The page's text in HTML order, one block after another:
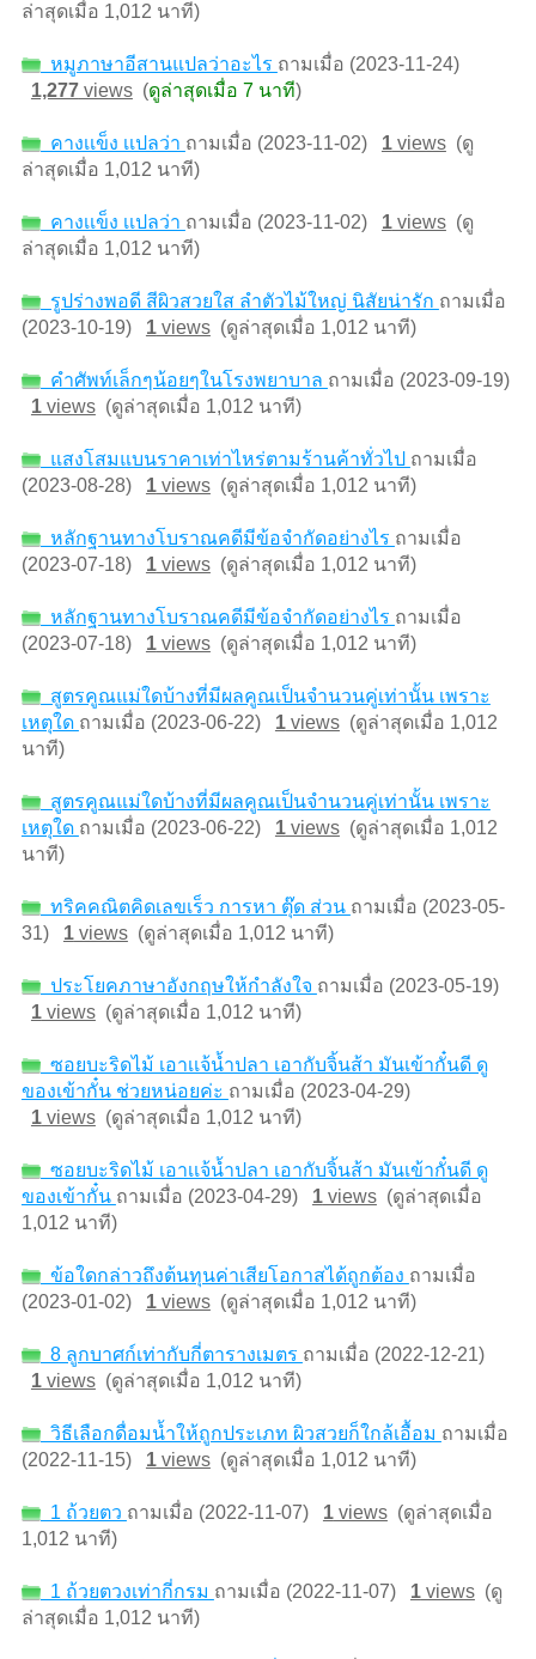
ล่าสุดเมื่อ 1,012 นาที)
หมูภาษาอีสานแปลว่าอะไร ถามเมื่อ (2023-11-24)
1,277views(ดูล่าสุดเมื่อ 7 นาที)
คางเเข็ง เเปลว่า ถามเมื่อ (2023-11-02) 1views(ดู
ล่าสุดเมื่อ 1,012 นาที)
คางเเข็ง เเปลว่า ถามเมื่อ (2023-11-02) 1views(ดู
ล่าสุดเมื่อ 1,012 นาที)
รูปร่างพอดี สีผิวสวยใส ลำตัวไม้ใหญ่ นิสัยน่ารัก ถามเมื่อ
(2023-10-19) 1views(ดูล่าสุดเมื่อ 1,012 นาที)
คำศัพท์เล็กๆน้อยๆในโรงพยาบาล ถามเมื่อ (2023-09-19)
1views(ดูล่าสุดเมื่อ 1,012 นาที)
แสงโสมแบนราคาเท่าไหร่ตามร้านค้าทั่วไป ถามเมื่อ
(2023-08-28) 1views(ดูล่าสุดเมื่อ 1,012 นาที)
หลักฐานทางโบราณคดีมีข้อจำกัดอย่างไร ถามเมื่อ
(2023-07-18) 1views(ดูล่าสุดเมื่อ 1,012 นาที)
หลักฐานทางโบราณคดีมีข้อจำกัดอย่างไร ถามเมื่อ
(2023-07-18) 1views(ดูล่าสุดเมื่อ 1,012 นาที)
สูตรคูณแม่ใดบ้างที่มีผลคูณเป็นจำนวนคู่เท่านั้น เพราะ
เหตุใด ถามเมื่อ (2023-06-22) 1views(ดูล่าสุดเมื่อ 1,012
นาที)
สูตรคูณแม่ใดบ้างที่มีผลคูณเป็นจำนวนคู่เท่านั้น เพราะ
เหตุใด ถามเมื่อ (2023-06-22) 1views(ดูล่าสุดเมื่อ 1,012
นาที)
ทริคคณิตคิดเลขเร็ว การหา ตุ๊ด ส่วน ถามเมื่อ (2023-05-
31) 1views(ดูล่าสุดเมื่อ 1,012 นาที)
ประโยคภาษาอังกฤษให้กำลังใจ ถามเมื่อ (2023-05-19)
1views(ดูล่าสุดเมื่อ 1,012 นาที)
ซอยบะริดไม้ เอาเเจ้น้ำปลา เอากับจิ้นส้า มันเข้ากั๋นดี ดู
ของเข้ากั๋น ช่วยหน่อยค่ะ ถามเมื่อ (2023-04-29)
1views(ดูล่าสุดเมื่อ 1,012 นาที)
ซอยบะริดไม้ เอาเเจ้น้ำปลา เอากับจิ้นส้า มันเข้ากั๋นดี ดู
ของเข้ากั๋น ถามเมื่อ (2023-04-29) 1views(ดูล่าสุดเมื่อ
1,012 นาที)
ข้อใดกล่าวถึงต้นทุนค่าเสียโอกาสได้ถูกต้อง ถามเมื่อ
(2023-01-02) 1views(ดูล่าสุดเมื่อ 1,012 นาที)
8 ลูกบาศก์เท่ากับกี่ตารางเมตร ถามเมื่อ (2022-12-21)
1views(ดูล่าสุดเมื่อ 1,012 นาที)
วิธีเลือกดื่อมน้ำให้ถูกประเภท ผิวสวยก็ใกล้เอื้อม ถามเมื่อ
(2022-11-15) 1views(ดูล่าสุดเมื่อ 1,012 นาที)
1 ถ้วยตว ถามเมื่อ (2022-11-07) 1views(ดูล่าสุดเมื่อ
1,012 นาที)
1 ถ้วยตวงเท่ากี่กรม ถามเมื่อ (2022-11-07) 1views(ดู
ล่าสุดเมื่อ 1,012 นาที)